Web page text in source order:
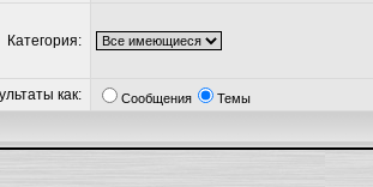
Категория:
как: Сообщения Темы